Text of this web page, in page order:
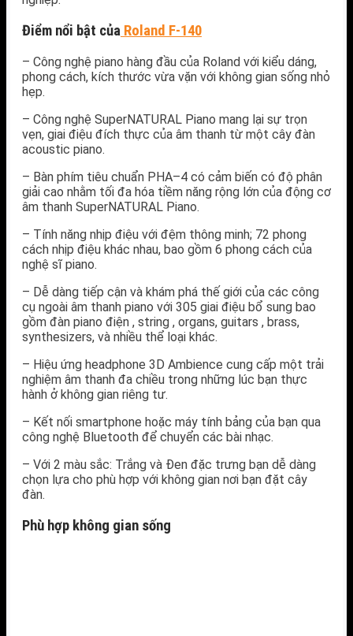
Điểm nổi bật của Roland F-140
– Công nghệ piano hàng đầu của Roland với kiểu dáng,
phong cách, kích thước vừa vặn với không gian sống nhỏ
hẹp.
– Công nghệ SuperNATURAL Piano mang lại sự trọn
vẹn, giai điệu đích thực của âm thanh từ một cây đàn
acoustic piano.
– Bàn phím tiêu chuẩn PHA–4 có cảm biến có độ phân
giải cao nhằm tối đa hóa tiềm năng rộng lớn của động cơ
âm thanh SuperNATURAL Piano.
– Tính năng nhịp điệu với đệm thông minh; 72 phong
cách nhịp điệu khác nhau, bao gồm 6 phong cách của
nghệ sĩ piano.
– Dễ dàng tiếp cận và khám phá thế giới của các công
cụ ngoài âm thanh piano với 305 giai điệu bổ sung bao
gồm đàn piano điện , string , organs, guitars , brass,
synthesizers, và nhiều thể loại khác.
– Hiệu ứng headphone 3D Ambience cung cấp một trải
nghiệm âm thanh đa chiều trong những lúc bạn thực
hành ở không gian riêng tư.
– Kết nối smartphone hoặc máy tính bảng của bạn qua
công nghệ Bluetooth để chuyển các bài nhạc.
– Với 2 màu sắc: Trắng và Đen đặc trưng bạn dễ dàng
chọn lựa cho phù hợp với không gian nơi bạn đặt cây
đàn.
Phù hợp không gian sống